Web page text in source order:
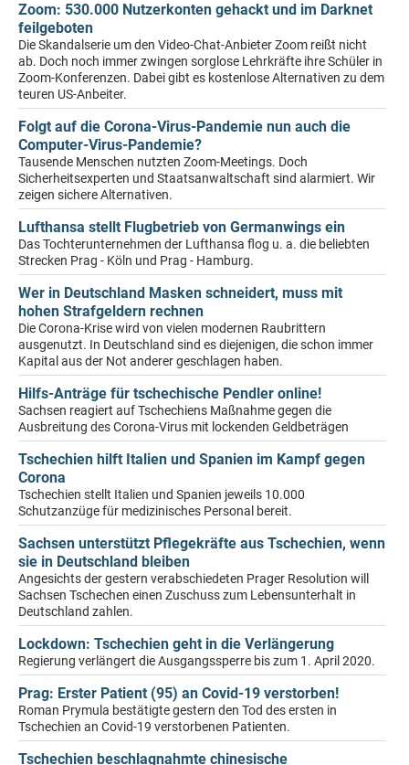
Zoom: 530.000 Nutzerkonten gehackt und im Darknet
feilgeboten
Die Skandalserie um den Video-Chat-Anbieter Zoom reißt nicht
ab. Doch noch immer zwingen sorglose Lehrkräfte ihre Schüler in
Zoom-Konferenzen. Dabei gibt es kostenlose Alternativen zu dem
teuren US-Anbeiter.
Folgt auf die Corona-Virus-Pandemie nun auch die
Computer-Virus-Pandemie?
Tausende Menschen nutzten Zoom-Meetings. Doch
Sicherheitsexperten und Staatsanwaltschaft sind alarmiert. Wir
zeigen sichere Alternativen.
Lufthansa stellt Flugbetrieb von Germanwings ein
Das Tochterunternehmen der Lufthansa flog u. a. die beliebten
Strecken Prag - Köln und Prag - Hamburg.
Wer in Deutschland Masken schneidert, muss mit
hohen Strafgeldern rechnen
Die Corona-Krise wird von vielen modernen Raubrittern
ausgenutzt. In Deutschland sind es diejenigen, die schon immer
Kapital aus der Not anderer geschlagen haben.
Hilfs-Anträge für tschechische Pendler online!
Sachsen reagiert auf Tschechiens Maßnahme gegen die
Ausbreitung des Corona-Virus mit lockenden Geldbeträgen
Tschechien hilft Italien und Spanien im Kampf gegen
Corona
Tschechien stellt Italien und Spanien jeweils 10.000
Schutzanzüge für medizinisches Personal bereit.
Sachsen unterstützt Pflegekräfte aus Tschechien, wenn
sie in Deutschland bleiben
Angesichts der gestern verabschiedeten Prager Resolution will
Sachsen Tschechen einen Zuschuss zum Lebensunterhalt in
Deutschland zahlen.
Lockdown: Tschechien geht in die Verlängerung
Regierung verlängert die Ausgangssperre bis zum 1. April 2020.
Prag: Erster Patient (95) an Covid-19 verstorben!
Roman Prymula bestätigte gestern den Tod des ersten in
Tschechien an Covid-19 verstorbenen Patienten.
Tschechien beschlagnahmte chinesische